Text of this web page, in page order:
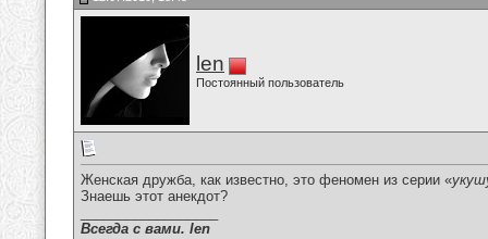
len
Постоянный пользователь
Женская дружба, как известно, это феномен из серии «
Знаешь этот анекдот?
Всегда с вами. len